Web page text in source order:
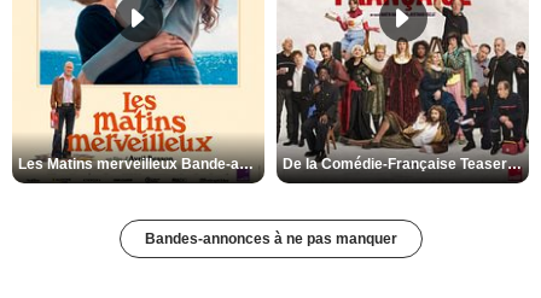
Les Matins merveilleux Bande-annonce VF De la Comédie-Française Teaser VF
Bandes-annonces à ne pas manquer